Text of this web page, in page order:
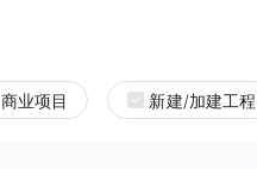
商业项目 新建/加建工程